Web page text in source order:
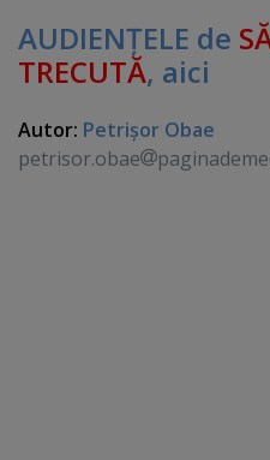
AUDIENŢELE de
TRECUTĂ, aici
Autor: Petrişor Obae
petrisor.obae